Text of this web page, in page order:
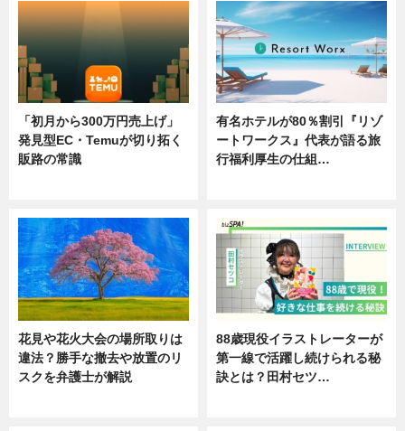
「初月から300万円売上げ」
発見型EC・Temuが切り拓く
販路の常識
有名ホテルが80％割引『リゾ
ートワークス』代表が語る旅
行福利厚生の仕組…
花見や花火大会の場所取りは
違法？勝手な撤去や放置のリ
スクを弁護士が解説
88歳現役イラストレーターが
第一線で活躍し続けられる秘
訣とは？田村セツ…